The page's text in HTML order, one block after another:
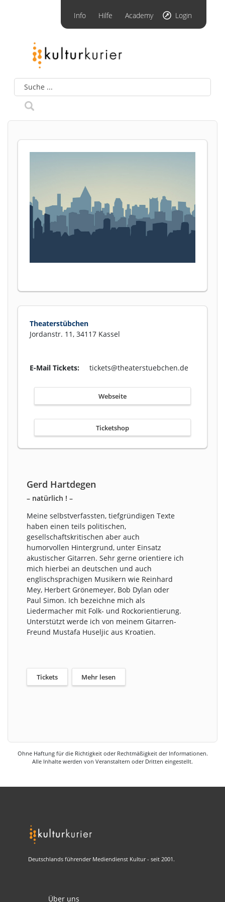
Info Hilfe Academy Login
Theaterstübchen
Jordanstr. 11, 34117 Kassel
E-Mail Tickets: tickets@theaterstuebchen.de
Webseite
Ticketshop
Gerd Hartdegen
– natürlich ! –
Meine selbstverfassten, tiefgründigen Texte
haben einen teils politischen,
gesellschaftskritischen aber auch
humorvollen Hintergrund, unter Einsatz
akustischer Gitarren. Sehr gerne orientiere ich
mich hierbei an deutschen und auch
englischsprachigen Musikern wie Reinhard
Mey, Herbert Grönemeyer, Bob Dylan oder
Paul Simon. Ich bezeichne mich als
Liedermacher mit Folk- und Rockorientierung.
Unterstützt werde ich von meinem Gitarren-
Freund Mustafa Huseljic aus Kroatien.
Tickets Mehr lesen
Ohne Haftung für die Richtigkeit oder Rechtmäßigkeit der Informationen.
Alle Inhalte werden von Veranstaltern oder Dritten eingestellt.
Deutschlands führender Mediendienst Kultur - seit 2001.
Über uns